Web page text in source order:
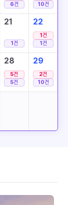
6건
10건
21
1건
22
1건
1건
28
5건
5건
29
2건
10건